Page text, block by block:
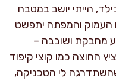
הייתי יושב במטבח
העמוק והמפתה יתפשט
מחבקת ושובבה –
החוצה כמו קוצי קיפוד
לי הטכניקה,